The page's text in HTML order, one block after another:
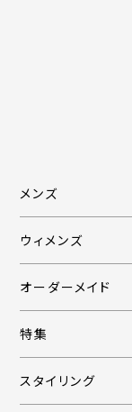
メンズ
ウィメンズ
オーダーメイド
特集
スタイリング